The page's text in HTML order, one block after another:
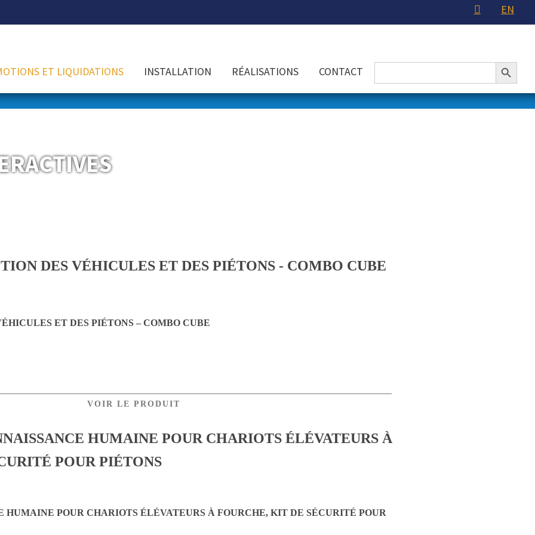
EN
ET LIQUIDATIONS INSTALLATION RÉALISATIONS CONTACT Search Search Button
ET DES PIÉTONS – COMBO CUBE
VOIR LE PRODUIT
HUMAINE POUR CHARIOTS ÉLÉVATEURS À FOURCHE, KIT DE SÉCURITÉ POUR